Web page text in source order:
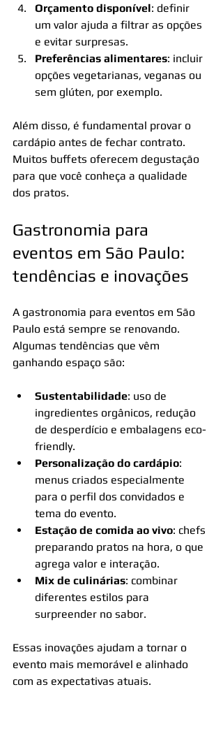
Orçamento disponível: definir
um valor ajuda a filtrar as opções
e evitar surpresas.
Preferências alimentares: incluir
opções vegetarianas, veganas ou
sem glúten, por exemplo.
Além disso, é fundamental provar o
cardápio antes de fechar contrato.
Muitos buffets oferecem degustação
para que você conheça a qualidade
dos pratos.
Gastronomia para
eventos em São Paulo:
tendências e inovações
A gastronomia para eventos em São
Paulo está sempre se renovando.
Algumas tendências que vêm
ganhando espaço são:
Sustentabilidade: uso de
ingredientes orgânicos, redução
de desperdício e embalagens eco-
friendly.
Personalização do cardápio:
menus criados especialmente
para o perfil dos convidados e
tema do evento.
Estação de comida ao vivo: chefs
preparando pratos na hora, o que
agrega valor e interação.
Mix de culinárias: combinar
diferentes estilos para
surpreender no sabor.
Essas inovações ajudam a tornar o
evento mais memorável e alinhado
com as expectativas atuais.